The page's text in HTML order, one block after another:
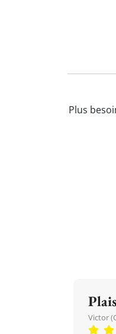
Plus
Victor